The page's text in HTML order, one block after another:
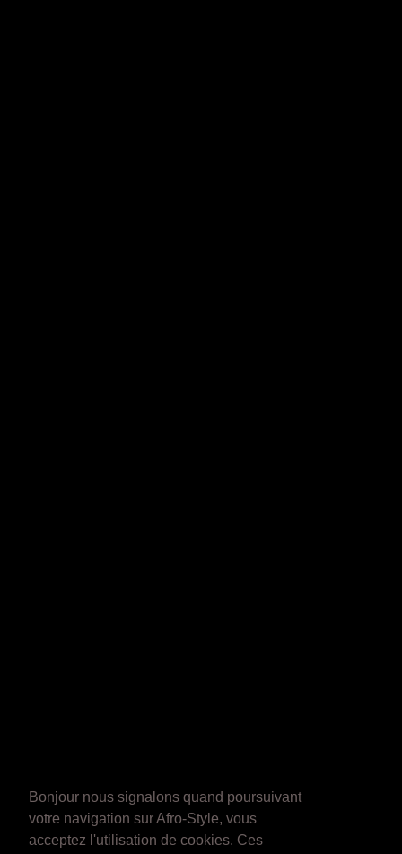
Bonjour nous signalons quand poursuivant
votre navigation sur Afro-Style, vous
acceptez l'utilisation de cookies. Ces